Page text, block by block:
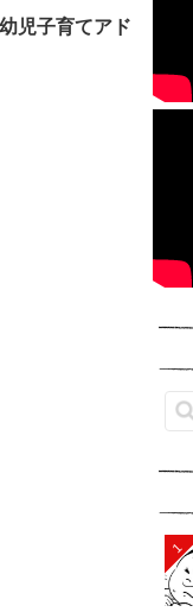
児子育てアド
1